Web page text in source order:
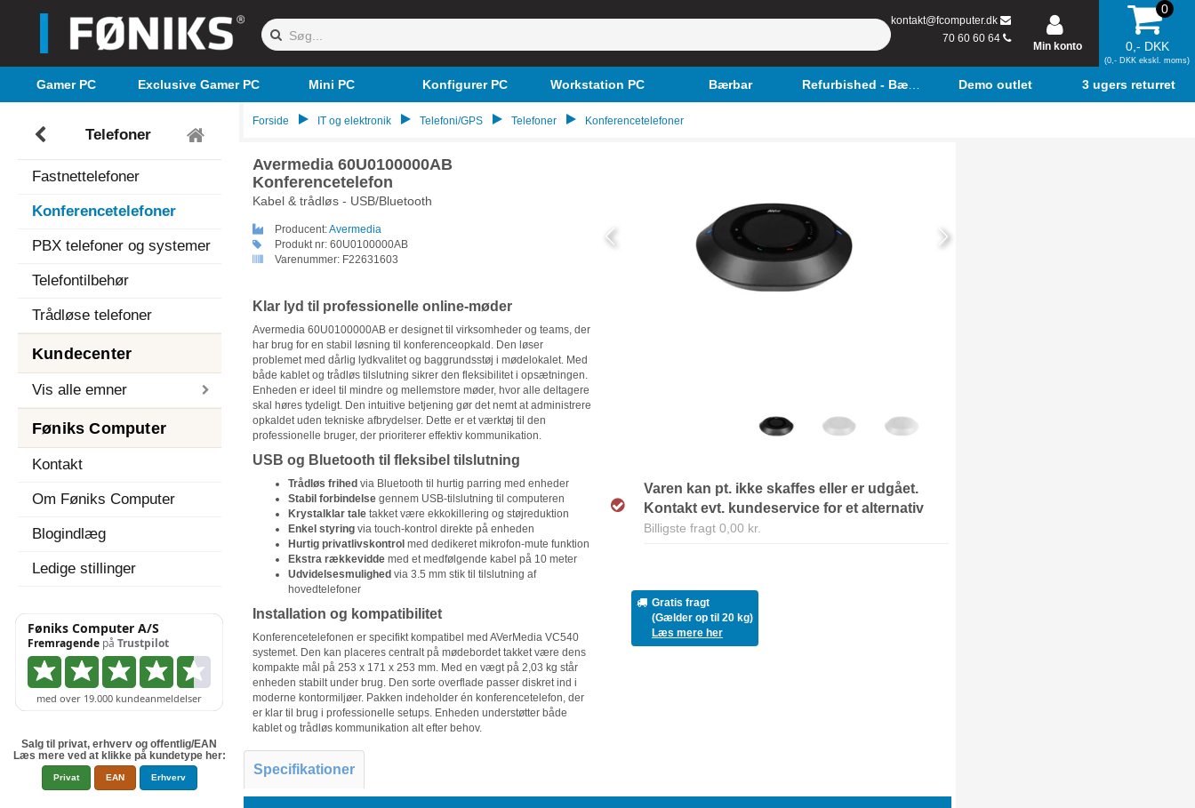
kontakt@fcomputer.dk
70 60 60 64
Min konto
0
0,- DKK
(0,- DKK ekskl. moms)
Gamer PC Exclusive Gamer PC Mini PC Konfigurer PC Workstation PC Bærbar Refurbished - Bærbar Demo outlet 3 ugers returret
Telefoner
Fastnettelefoner
Konferencetelefoner
PBX telefoner og systemer
Telefontilbehør
Trådløse telefoner
Kundecenter
Vis alle emner
Føniks Computer
Kontakt
Om Føniks Computer
Blogindlæg
Ledige stillinger
Salg til privat, erhverv og offentlig/EAN
Læs mere ved at klikke på kundetype her:
Privat EAN Erhverv
Forside IT og elektronik Telefoni/GPS Telefoner Konferencetelefoner
Avermedia 60U0100000AB
Konferencetelefon
Kabel & trådløs - USB/Bluetooth
Producent:Avermedia
Produkt nr: 60U0100000AB
Varenummer: F22631603
Klar lyd til professionelle online-møder
Avermedia 60U0100000AB er designet til virksomheder og teams, der
har brug for en stabil løsning til konferenceopkald. Den løser
problemet med dårlig lydkvalitet og baggrundsstøj i mødelokalet. Med
både kablet og trådløs tilslutning sikrer den fleksibilitet i opsætningen.
Enheden er ideel til mindre og mellemstore møder, hvor alle deltagere
skal høres tydeligt. Den intuitive betjening gør det nemt at administrere
opkaldet uden tekniske afbrydelser. Dette er et værktøj til den
professionelle bruger, der prioriterer effektiv kommunikation.
USB og Bluetooth til fleksibel tilslutning
Trådløs frihed via Bluetooth til hurtig parring med enheder
Stabil forbindelsegennem USB-tilslutning til computeren
Krystalklar taletakket være ekkokillering og støjreduktion
Enkel styringvia touch-kontrol direkte på enheden
Hurtig privatlivskontrol med dedikeret mikrofon-mute funktion
Ekstra rækkeviddemed et medfølgende kabel på 10 meter
Udvidelsesmulighed via 3.5 mm stik til tilslutning af
hovedtelefoner
Installation og kompatibilitet
Konferencetelefonen er specifikt kompatibel med AVerMedia VC540
systemet. Den kan placeres centralt på mødebordet takket være dens
kompakte mål på 253 x 171 x 253 mm. Med en vægt på 2,03 kg står
enheden stabilt under brug. Den sorte overflade passer diskret ind i
moderne kontormiljøer. Pakken indeholder én konferencetelefon, der
er klar til brug i professionelle setups. Enheden understøtter både
kablet og trådløs kommunikation alt efter behov.
Varen kan pt. ikke skaffes eller er udgået.
Kontakt evt. kundeservice for et alternativ
Billigste fragt 0,00 kr.
Gratis fragt
(Gælder op til 20 kg)
Læs mere her
Specifikationer